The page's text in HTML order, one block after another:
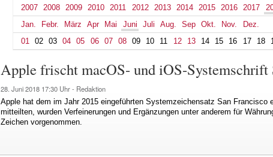
2007
2008 2009 2010 2011 2012 2013 2014 2015 2016 2017
Jan.
Febr. März Apr Mai Juni Juli Aug. Sep Okt. Nov.
Dez.
01
02 03 04 05 06 07 08 09 10 11 12 13 14 15 16 17 18
Apple frischt macOS- und iOS-Systemschrift
28. Juni 2018 17:30 Uhr - Redaktion
Apple hat dem im Jahr 2015 eingeführten Systemzeichensatz San Francisco
mitteilten, wurden Verfeinerungen und Ergänzungen unter anderem für
Zeichen vorgenommen.